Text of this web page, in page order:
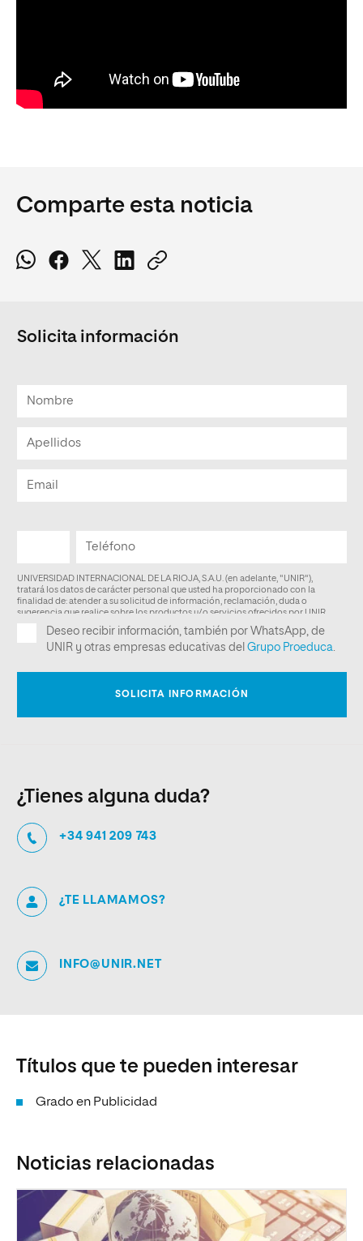
Comparte esta noticia
Solicita información
¿Tienes alguna duda?
+34 941 209 743
¿TE LLAMAMOS?
INFO@UNIR.NET
Títulos que te pueden interesar
Grado en Publicidad
Noticias relacionadas